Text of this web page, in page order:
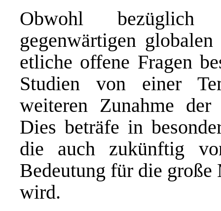
Obwohl
gegenwärtigen
etliche offene Fragen
Studien von einer
weiteren Zunahme der
Dies beträfe in
die auch zukünftig
Bedeutung für die
wird.